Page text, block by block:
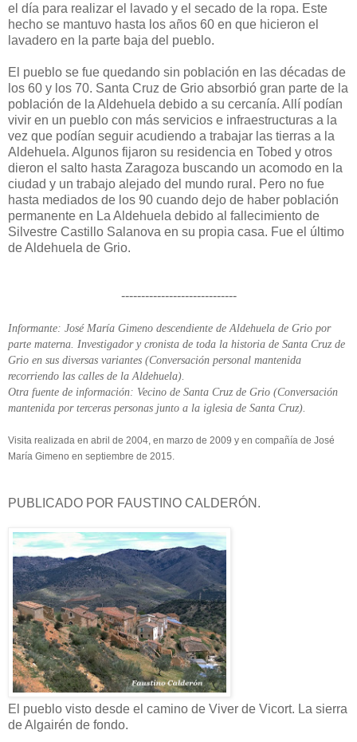
el día para realizar el lavado y el secado de la ropa. Este
hecho se mantuvo hasta los años 60 en que hicieron el
lavadero en la parte baja del pueblo.
El pueblo se fue quedando sin población en las décadas de
los 60 y los 70. Santa Cruz de Grio absorbió gran parte de la
población de la Aldehuela debido a su cercanía. Allí podían
vivir en un pueblo con más servicios e infraestructuras a la
vez que podían seguir acudiendo a trabajar las tierras a la
Aldehuela. Algunos fijaron su residencia en Tobed y otros
dieron el salto hasta Zaragoza buscando un acomodo en la
ciudad y un trabajo alejado del mundo rural. Pero no fue
hasta mediados de los 90 cuando dejo de haber población
permanente en La Aldehuela debido al fallecimiento de
Silvestre Castillo Salanova en su propia casa. Fue el último
de Aldehuela de Grio.
-----------------------------
Informante: José María Gimeno descendiente de Aldehuela de Grio por
parte materna. Investigador y cronista de toda la historia de Santa Cruz de
Grio en sus diversas variantes (Conversación personal mantenida
recorriendo las calles de la Aldehuela).
Otra fuente de información: Vecino de Santa Cruz de Grio (Conversación
mantenida por terceras personas junto a la iglesia de Santa Cruz).
Visita realizada en abril de 2004, en marzo de 2009 y en compañía de José
María Gimeno en septiembre de 2015.
PUBLICADO POR FAUSTINO CALDERÓN.
El pueblo visto desde el camino de Viver de Vicort. La sierra
de Algairén de fondo.